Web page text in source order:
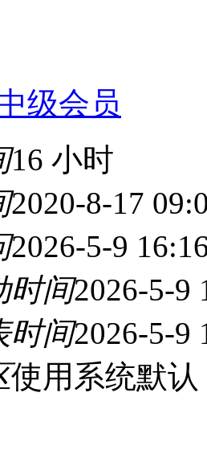
级会员
16 小时
2020-8-17
2026-5-9
时间2026-5-9
时间2026-5-9
使用系统默认